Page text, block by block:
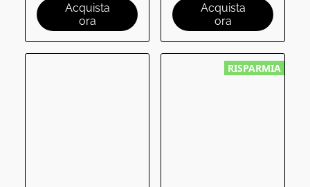
Acquista
ora
Acquista
ora
RISPARMIA